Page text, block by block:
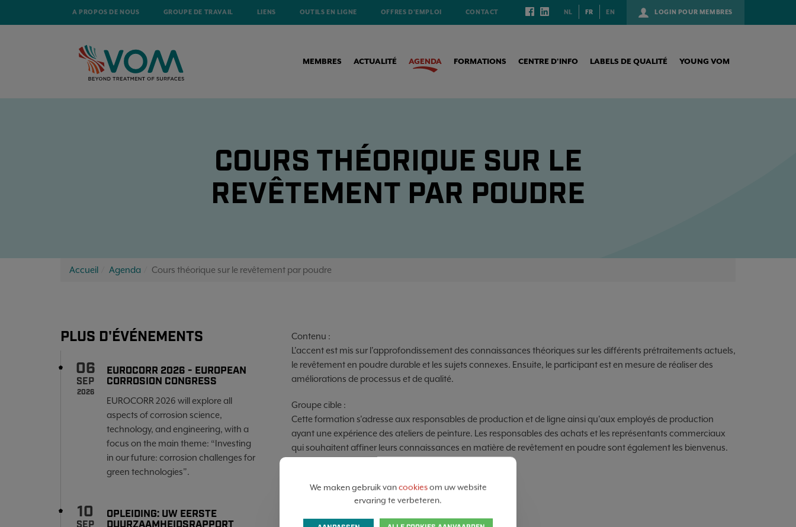
A PROPOS DE NOUS GROUPE DE TRAVAIL LIENS OUTILS EN LIGNE OFFRES D'EMPLOI CONTACT LOGIN POUR MEMBRES
NL FR EN
MEMBRES ACTUALITÉ AGENDA FORMATIONS CENTRE D’INFO LABELS DE QUALITÉ YOUNG VOM
COURS THÉORIQUE SUR LE
REVÊTEMENT PAR POUDRE
Accueil Agenda Cours théorique sur le revêtement par poudre
PLUS D'ÉVÉNEMENTS
06
SEP
2026
EUROCORR 2026 - EUROPEAN
CORROSION CONGRESS
EUROCORR 2026 will explore all
aspects of corrosion science,
technology, and engineering, with a
focus on the main theme: “Investing
in our future: corrosion challenges for
green technologies”.
10
OPLEIDING: UW EERSTE
Contenu :
L'accent est mis sur l'approfondissement des connaissances théoriques sur les différents prétraitements actuels,
le revêtement en poudre durable et les sujets connexes. Ensuite, le participant est en mesure de réaliser des
améliorations de processus et de qualité.
Groupe cible :
Cette formation s'adresse aux responsables de production et de ligne ainsi qu'aux employés de production
ayant une expérience des ateliers de peinture. Les responsables des achats et les représentants commerciaux
qui souhaitent affiner leurs connaissances en matière de revêtement en poudre sont également les bienvenus.
We maken gebruik vancookiesom uw website
ervaring te verbeteren.